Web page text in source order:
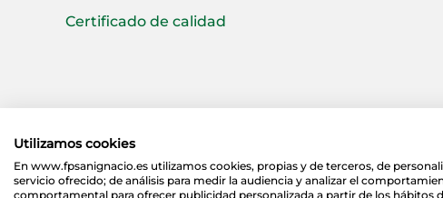
Certificado de calidad
Utilizamos cookies
En www.fpsanignacio.es utilizamos cookies, propias y de terceros, de
servicio ofrecido; de análisis para medir la audiencia y analizar el
comportamental para ofrecer publicidad personalizada a partir de los hábitos